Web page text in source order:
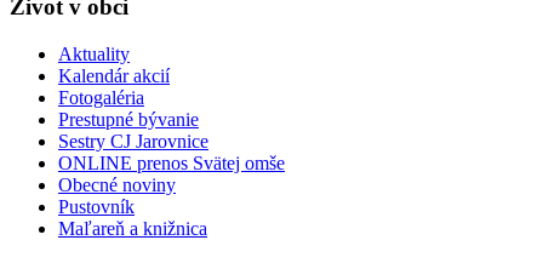
Život v obci
Aktuality
Kalendár akcií
Fotogaléria
Prestupné bývanie
Sestry CJ Jarovnice
ONLINE prenos Svätej omše
Obecné noviny
Pustovník
Maľareň a knižnica